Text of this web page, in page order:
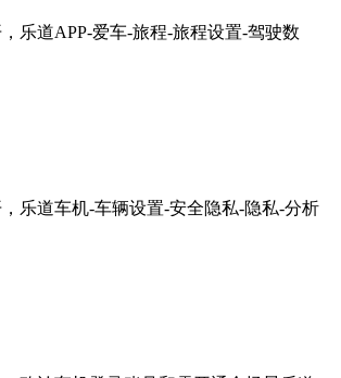
乐道APP-爱车-旅程-旅程设置-驾驶数
乐道车机-车辆设置-安全隐私-隐私-分析